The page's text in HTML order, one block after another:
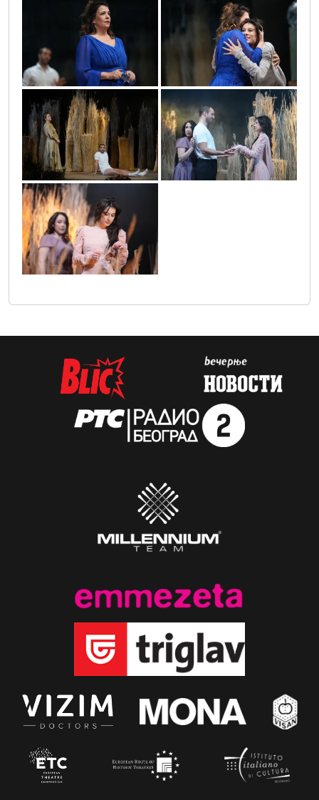
dra00638 dra01201
dra07238 dra08429
dra08523